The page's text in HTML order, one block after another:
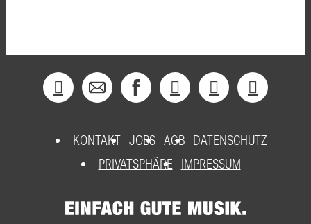
KONTAKT JOBS AGB DATENSCHUTZ
PRIVATSPHÄRE
IMPRESSUM